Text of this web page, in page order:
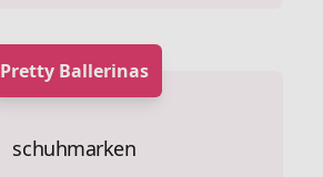
Pretty Ballerinas
schuhmarken